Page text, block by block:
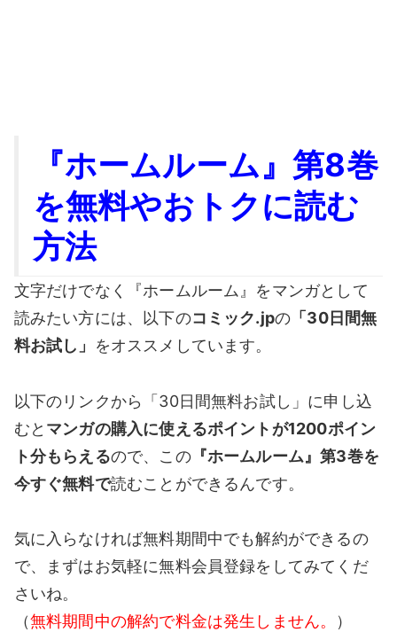
『ホームルーム』第8巻
を無料やおトクに読む
方法
文字だけでなく『ホームルーム』をマンガとして
読みたい方には、以下のコミック.jpの 「30日間無
料お試し」
をオススメしています。
以下のリンクから「30日間無料お試し」に申し込
むと マンガの購入に使えるポイントが1200ポイン
ト分もらえるので、この『ホームルーム』第3巻を
今すぐ無料で読むことができるんです。
気に入らなければ無料期間中でも解約ができるの
で、まずはお気軽に無料会員登録をしてみてくだ
さいね。
（無料期間中の解約で料金は発生しません。 ）